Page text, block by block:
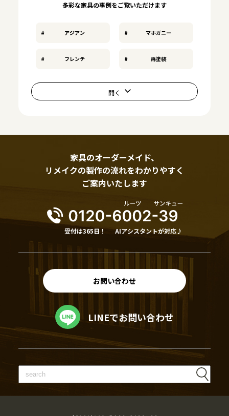
多彩な家具の事例をご覧いただけます
アジアン マホガニー
フレンチ 再塗装
家具のオーダーメイド、
リメイクの製作の流れをわかりやすく
ご案内いたします
受付は365日！ AIアシスタントが対応♪
お問い合わせ
LINEでお問い合わせ